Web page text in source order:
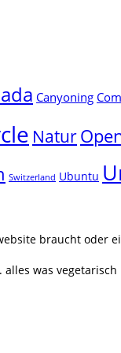
Canyoning
Natur
Switzerland Ubuntu
braucht oder
alles was